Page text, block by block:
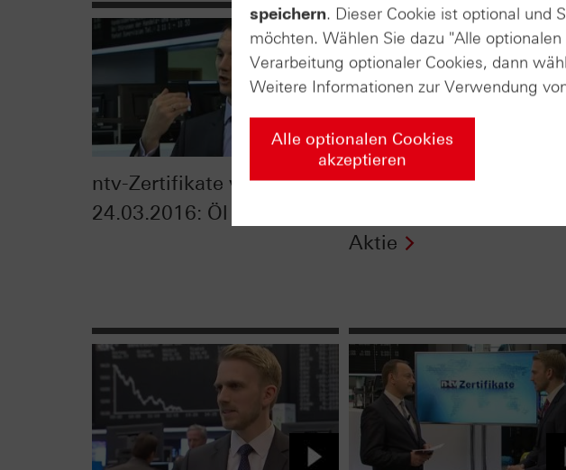
ntv-Zertifikate vom
24.03.2016: Öl
ntv-Zertifikate vom
Aktie
speichern. Dieser Cookie ist optional und
möchten. Wählen Sie dazu "Alle
Verarbeitung optionaler Cookies, dann
Weitere Informationen zur Verwendung
Alle optionalen Cookies
akzeptieren